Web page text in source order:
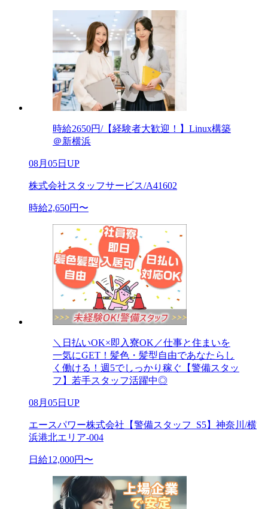
時給2650円/【経験者大歓迎！】Linux構築
＠新横浜
08月05日UP
株式会社スタッフサービス/A41602
時給2,650円〜
＼日払いOK×即入寮OK／仕事と住まいを
一気にGET！髪色・髪型自由であなたらし
く働ける！週5でしっかり稼ぐ【警備スタッ
フ】若手スタッフ活躍中◎
08月05日UP
エースパワー株式会社【警備スタッフ_S5】神奈川/横
浜港北エリア-004
日給12,000円〜